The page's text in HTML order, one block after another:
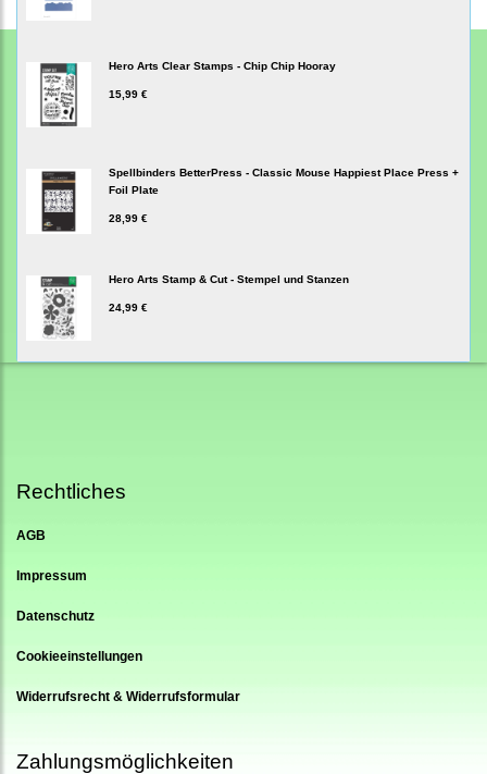
Hero Arts Clear Stamps - Chip Chip Hooray
15,99 €
Spellbinders BetterPress - Classic Mouse Happiest Place Press +
Foil Plate
28,99 €
Hero Arts Stamp & Cut - Stempel und Stanzen
24,99 €
Rechtliches
AGB
Impressum
Datenschutz
Cookieeinstellungen
Widerrufsrecht & Widerrufsformular
Zahlungsmöglichkeiten